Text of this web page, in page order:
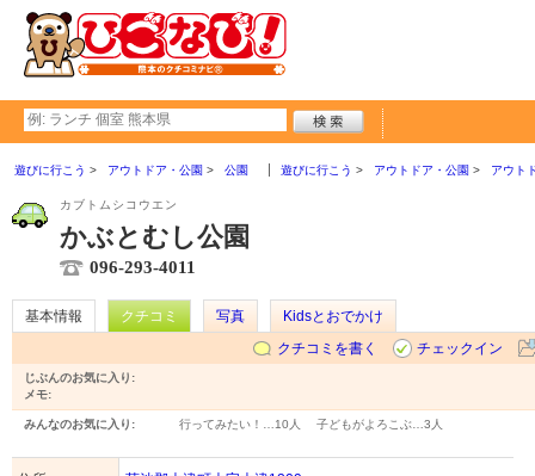
遊びに行こう アウトドア・公園 公園 遊びに行こう アウトドア・公園 アウト
カブトムシコウエン
かぶとむし公園
096-293-4011
基本情報 クチコミ 写真
Kidsとおでかけ
クチコミを書く
チェックイン
じぶんのお気に入り:
メモ:
みんなのお気に入り: 行ってみたい！… 10人 子どもがよろこぶ… 3人